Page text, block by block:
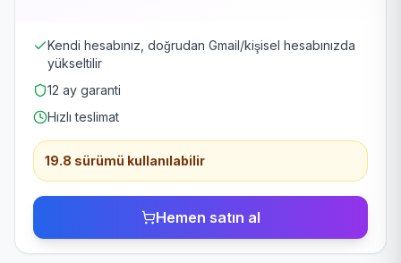
Kendi hesabınız, doğrudan Gmail/kişisel hesabınızda
yükseltilir
12 ay garanti
Hızlı teslimat
19.8 sürümü kullanılabilir
Hemen satın al